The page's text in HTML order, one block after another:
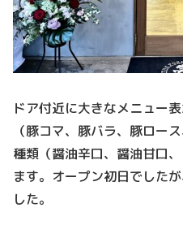
ドア付近に大きなメニュー
（豚コマ、豚バラ、豚ロー
種類（醤油辛口、醤油甘口
ます。オープン初日でした
した。